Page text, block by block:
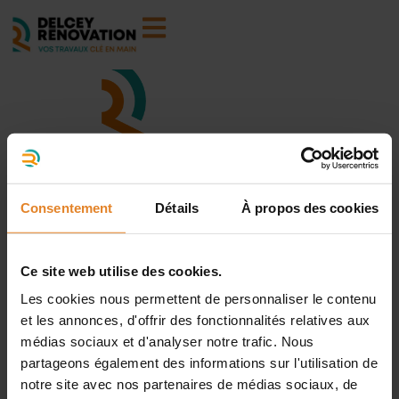
Consentement Détails À propos des cookies
Ce site web utilise des cookies.
Les cookies nous permettent de personnaliser le contenu
et les annonces, d'offrir des fonctionnalités relatives aux
médias sociaux et d'analyser notre trafic. Nous
partageons également des informations sur l'utilisation de
notre site avec nos partenaires de médias sociaux, de
Prestations
Réalisations
Financements et subventions
Blog